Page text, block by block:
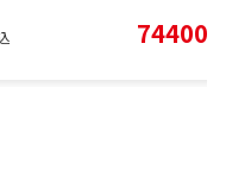
74400